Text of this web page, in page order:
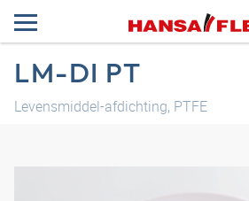
LM-DI PT
Levensmiddel-afdichting, PTFE